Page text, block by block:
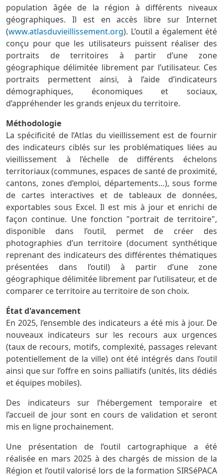
population âgée de la région à différents niveaux
géographiques. Il est en accès libre sur Internet
(www.atlasduvieillissement.org). L’outil a également été
conçu pour que les utilisateurs puissent réaliser des
portraits de territoires à partir d’une zone
géographique délimitée librement par l’utilisateur. Ces
portraits permettent ainsi, à l’aide d’indicateurs
démographiques, économiques et sociaux,
d’appréhender les grands enjeux du territoire.
Méthodologie
La spécificité de l’Atlas du vieillissement est de fournir
des indicateurs ciblés sur les problématiques liées au
vieillissement à l’échelle de différents échelons
territoriaux (communes, espaces de santé de proximité,
cantons, zones d’emploi, départements…), sous forme
de cartes interactives et de tableaux de données,
exportables sous Excel. Il est mis à jour et enrichi de
façon continue. Une fonction "portrait de territoire",
disponible dans l’outil, permet de créer des
photographies d’un territoire (document synthétique
reprenant des indicateurs des différentes thématiques
présentées dans l’outil) à partir d’une zone
géographique délimitée librement par l’utilisateur, et de
comparer ce territoire au territoire de son choix.
État d'avancement
En 2025, l’ensemble des indicateurs a été mis à jour. De
nouveaux indicateurs sur les recours aux urgences
(taux de recours, motifs, complexité, passages relevant
potentiellement de la ville) ont été intégrés dans l’outil
ainsi que sur l’offre en soins palliatifs (unités, lits dédiés
et équipes mobiles).
Des indicateurs sur l’hébergement temporaire et
l’accueil de jour sont en cours de validation et seront
mis en ligne prochainement.
Une présentation de l’outil cartographique a été
réalisée en mars 2025 à des chargés de mission de la
Région et l’outil valorisé lors de la formation SIRSéPACA